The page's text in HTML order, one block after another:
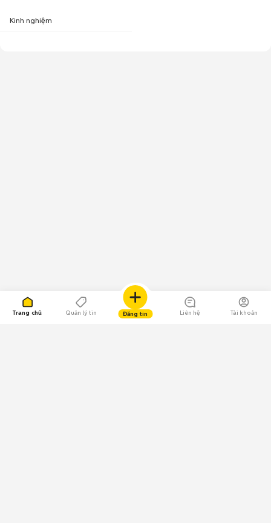
Trang chủ Quản lý tin Đăng tin Liên hệ Tài khoản
Kinh nghiệm